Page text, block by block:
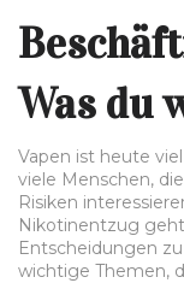
Was du
Vapen ist heute
viele Menschen,
Risiken
Nikotinentzug
Entscheidungen
wichtige Themen,